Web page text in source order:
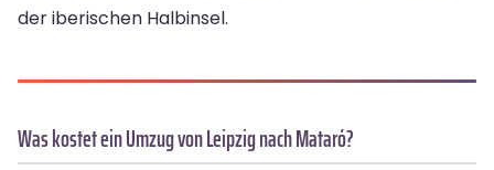
der iberischen Halbinsel.
Was kostet ein Umzug von Leipzig nach Mataró?